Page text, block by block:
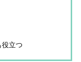
役立つ